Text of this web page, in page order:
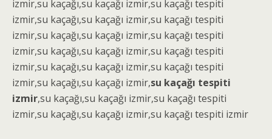
izmir,su kaçağı,su kaçağı izmir,su kaçağı tespiti
izmir,su kaçağı,su kaçağı izmir,su kaçağı tespiti
izmir,su kaçağı,su kaçağı izmir,su kaçağı tespiti
izmir,su kaçağı,su kaçağı izmir,su kaçağı tespiti
izmir,su kaçağı,su kaçağı izmir,su kaçağı tespiti
izmir,su kaçağı,su kaçağı izmir,su kaçağı tespiti
izmir,su kaçağı,su kaçağı izmir,su kaçağı tespiti
izmir,su kaçağı,su kaçağı izmir,su kaçağı tespiti izmir